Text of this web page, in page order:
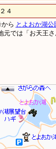
４
ら とよおか湖公
では「お天王さ